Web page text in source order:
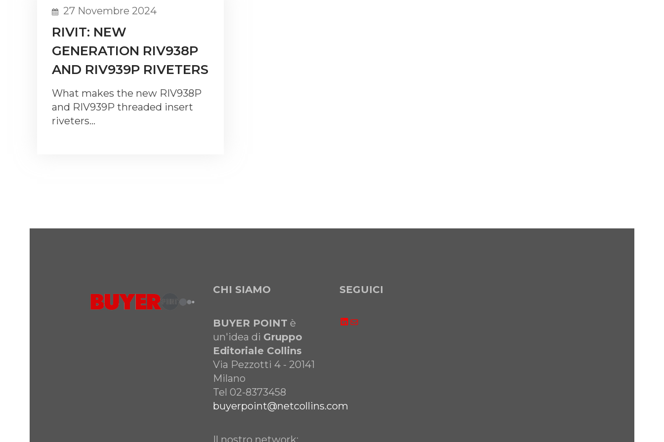
27 Novembre 2024
RIVIT: NEW
GENERATION RIV938P
AND RIV939P RIVETERS
What makes the new RIV938P
and RIV939P threaded insert
riveters…
CHI SIAMO
BUYER POINT è
un'idea di Gruppo
Editoriale Collins
Via Pezzotti 4 - 20141
Milano
Tel 02-8373458
buyerpoint@netcollins.com
Il nostro network:
SEGUICI